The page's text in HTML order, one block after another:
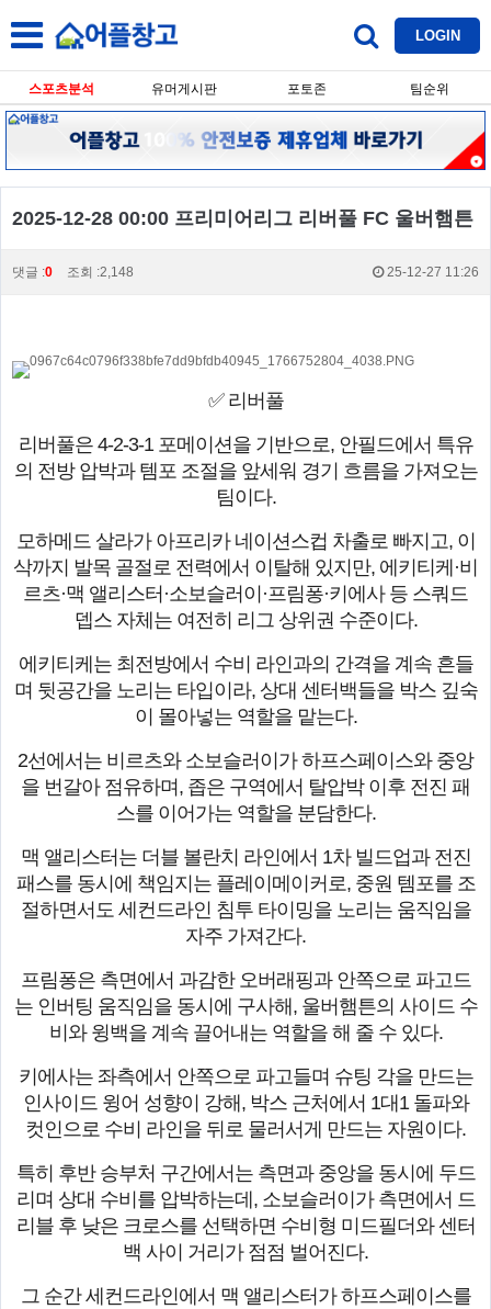
LOGIN
스포츠분석 유머게시판 포토존 팀순위
2025-12-28 00:00 프리미어리그 리버풀 FC 울버햄튼
댓글 :0 조회 :2,148 25-12-27 11:26
✅ 리버풀
리버풀은 4-2-3-1 포메이션을 기반으로, 안필드에서 특유
의 전방 압박과 템포 조절을 앞세워 경기 흐름을 가져오는
팀이다.
모하메드 살라가 아프리카 네이션스컵 차출로 빠지고, 이
삭까지 발목 골절로 전력에서 이탈해 있지만, 에키티케·비
르츠·맥 앨리스터·소보슬러이·프림퐁·키에사 등 스쿼드
뎁스 자체는 여전히 리그 상위권 수준이다.
에키티케는 최전방에서 수비 라인과의 간격을 계속 흔들
며 뒷공간을 노리는 타입이라, 상대 센터백들을 박스 깊숙
이 몰아넣는 역할을 맡는다.
2선에서는 비르츠와 소보슬러이가 하프스페이스와 중앙
을 번갈아 점유하며, 좁은 구역에서 탈압박 이후 전진 패
스를 이어가는 역할을 분담한다.
맥 앨리스터는 더블 볼란치 라인에서 1차 빌드업과 전진
패스를 동시에 책임지는 플레이메이커로, 중원 템포를 조
절하면서도 세컨드라인 침투 타이밍을 노리는 움직임을
자주 가져간다.
프림퐁은 측면에서 과감한 오버래핑과 안쪽으로 파고드
는 인버팅 움직임을 동시에 구사해, 울버햄튼의 사이드 수
비와 윙백을 계속 끌어내는 역할을 해 줄 수 있다.
키에사는 좌측에서 안쪽으로 파고들며 슈팅 각을 만드는
인사이드 윙어 성향이 강해, 박스 근처에서 1대1 돌파와
컷인으로 수비 라인을 뒤로 물러서게 만드는 자원이다.
특히 후반 승부처 구간에서는 측면과 중앙을 동시에 두드
리며 상대 수비를 압박하는데, 소보슬러이가 측면에서 드
리블 후 낮은 크로스를 선택하면 수비형 미드필더와 센터
백 사이 거리가 점점 벌어진다.
그 순간 세컨드라인에서 맥 앨리스터가 하프스페이스를